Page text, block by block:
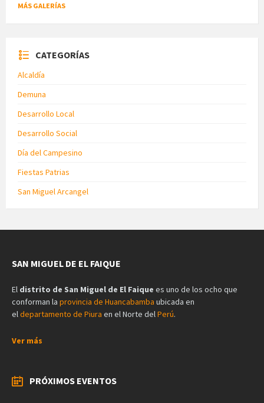
MÁS GALERÍAS
CATEGORÍAS
Alcaldía
Demuna
Desarrollo Local
Desarrollo Social
Día del Campesino
Fiestas Patrias
San Miguel Arcangel
SAN MIGUEL DE EL FAIQUE
El distrito de San Miguel de El Faique es uno de los ocho que
conforman la provincia de Huancabamba ubicada en
el departamento de Piura en el Norte del Perú.
Ver más
PRÓXIMOS EVENTOS